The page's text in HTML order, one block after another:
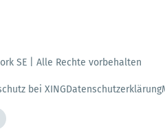
SE | Alle Rechte vorbehalten
bei XINGDatenschutzerklärung